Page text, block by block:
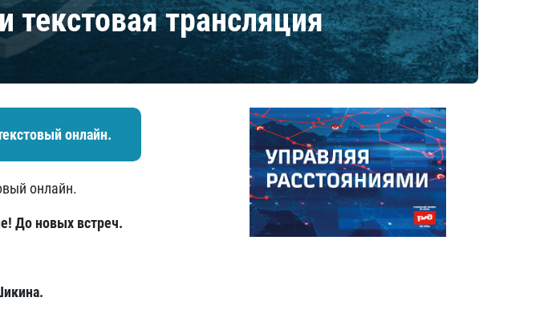
текстовая трансляция
онлайн.
онлайн.
До новых встреч.